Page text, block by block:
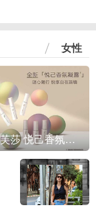
女性
IPSA茵芙莎 悦己香氛凝露上市